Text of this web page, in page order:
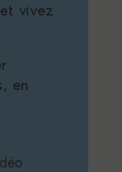
vivez
en